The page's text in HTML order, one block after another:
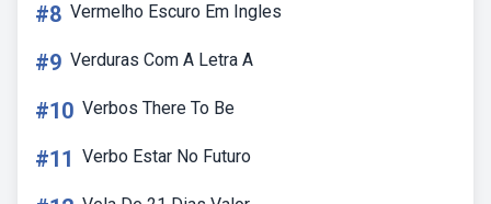
#8 Vermelho Escuro Em Ingles
#9 Verduras Com A Letra A
#10 Verbos There To Be
#11 Verbo Estar No Futuro